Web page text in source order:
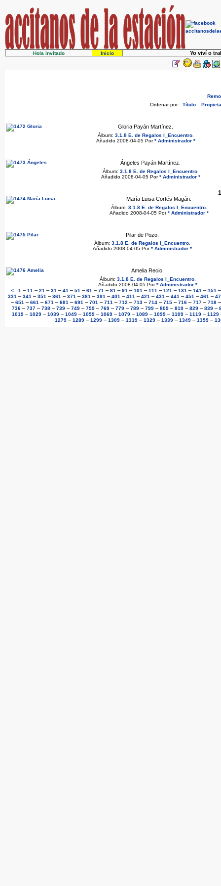
Hola invitado Inicio Yo viví o
Ordenar por:
Título
Gloria Payán Martínez.
Álbum: 3.1.8 E. de Regalos I_Encuentro.
Añadido 2008-04-05 Por* Administrador *
Ángeles Payán Martínez.
Álbum: 3.1.8 E. de Regalos I_Encuentro.
Añadido 2008-04-05 Por* Administrador *
María Luisa Cortés Magán.
Álbum: 3.1.8 E. de Regalos I_Encuentro.
Añadido 2008-04-05 Por* Administrador *
Pilar de Pozo.
Álbum: 3.1.8 E. de Regalos I_Encuentro.
Añadido 2008-04-05 Por* Administrador *
Amelia Recio.
Álbum: 3.1.8 E. de Regalos I_Encuentro.
Añadido 2008-04-05 Por* Administrador *
<
1 – 11 – 21 – 31 – 41 – 51 – 61 – 71 – 81 – 91 – 101 – 111 – 121 – 131 – 141 – 151
331 – 341 – 351 – 361 – 371 – 381 – 391 – 401 – 411 – 421 – 431 – 441 – 451 – 461 –
– 651 – 661 – 671 – 681 – 691 – 701 – 711 – 712 – 713 – 714 – 715 – 716 – 717 – 718
736– 737– 738– 739– 749– 759– 769– 779– 789– 799– 809– 819– 829– 839–
1019– 1029– 1039– 1049– 1059– 1069– 1079– 1089– 1099– 1109– 1119– 1129
1279– 1289– 1299– 1309– 1319– 1329– 1339– 1349– 1359–